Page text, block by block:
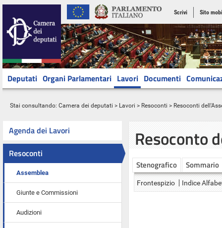
Scrivi Sito
Deputati Organi Parlamentari Lavori Documenti
Stai consultando: Camera dei deputati > Lavori > Resoconti > Resoconti
Agenda dei Lavori
Resoconti
Assemblea
Giunte e Commissioni
Audizioni
Resoconto
Stenografico Sommario
Frontespizio Indice